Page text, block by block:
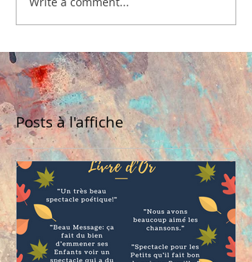
Posts à l'affiche